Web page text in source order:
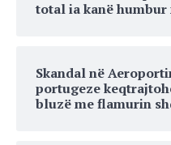
total ia kanë
Skandal në
portugeze
bluzë me flamurin